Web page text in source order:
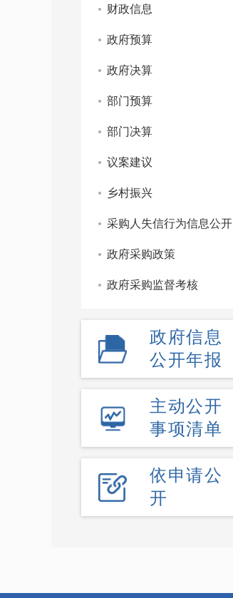
财政信息
政府预算
政府决算
部门预算
部门决算
议案建议
乡村振兴
采购人失信行为信息公开
政府采购政策
政府采购监督考核
政府信息
公开年报
主动公开
事项清单
依申请公
开